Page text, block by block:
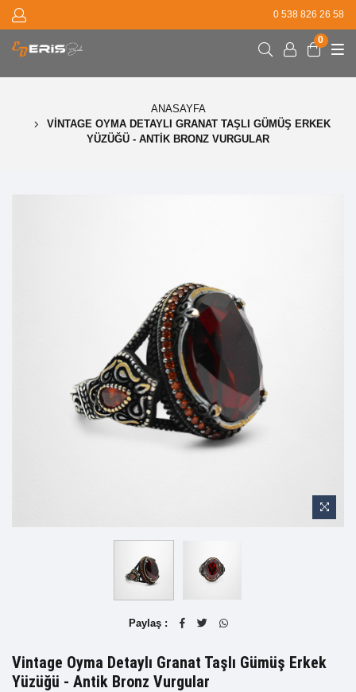
0 538 826 26 58
0
ANASAYFA
VINTAGE OYMA DETAYLI GRANAT TAŞLI GÜMÜŞ ERKEK
YÜZÜĞÜ - ANTIK BRONZ VURGULAR
Paylaş :
Vintage Oyma Detaylı Granat Taşlı Gümüş Erkek
Yüzüğü - Antik Bronz Vurgular